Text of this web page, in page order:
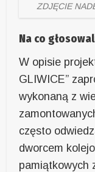
ZDJĘCIE
Na co
W opisie
GLIWICE”
wykonaną z
często
dworcem
pamiątkowych